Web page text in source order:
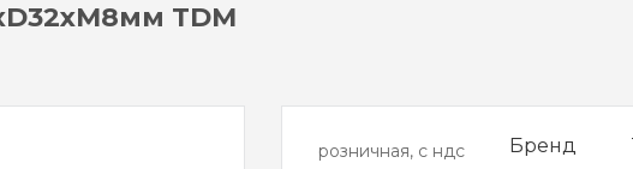
TDM
розничная, с ндс Бренд